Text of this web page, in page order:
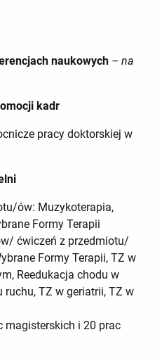
naukowych – na
kadr
pracy doktorskiej w
ów: Muzykoterapia,
Formy Terapii
ćwiczeń z przedmiotu/
Formy Terapii, TZ w
Reedukacja chodu w
TZ w geriatrii, TZ w
magisterskich i 20 prac